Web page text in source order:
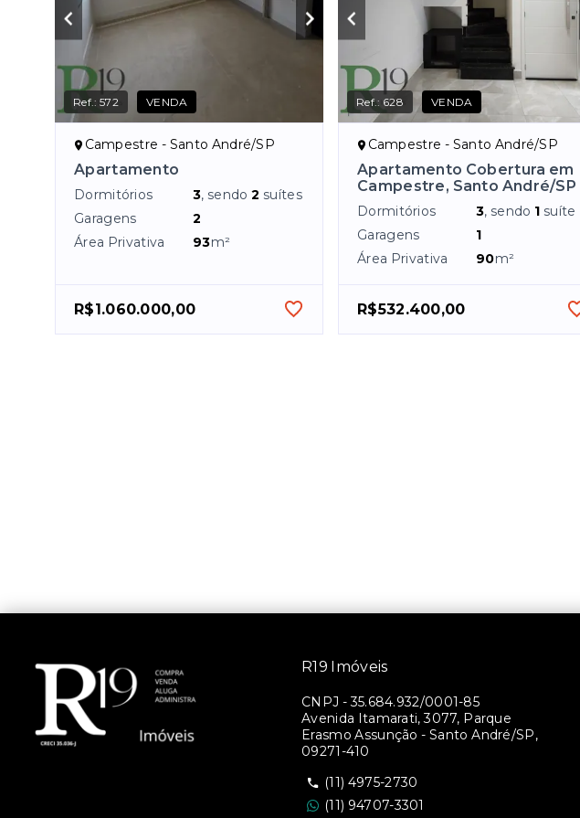
Ref.:572 VENDA
Campestre - Santo André/SP
Apartamento
Dormitórios 3, sendo2 suítes
Garagens
2
Área Privativa
93m²
R$1.060.000,00
Ref.: 628 VENDA
Campestre - Santo André/SP
Apartamento Cobertura em
Campestre, Santo André/SP
Dormitórios 3, sendo 1 suíte
Garagens
1
Área Privativa
90m²
R$532.400,00
R19 Imóveis
CNPJ -35.684.932/0001-85
Avenida Itamarati, 3077, Parque
Erasmo Assunção - Santo André/SP,
09271-410
(11) 4975-2730
(11) 94707-3301